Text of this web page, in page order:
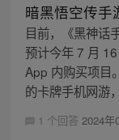
暗黑悟空传手
目前，《黑神话
预计今年 7 月
App 内购买项目
的卡牌手机网游
1 个回答 2024年